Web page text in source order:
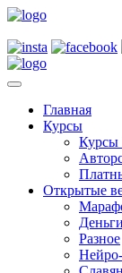
Skip
content
Главная
Курсы
Курсы
Открытые
Деньги
Разное